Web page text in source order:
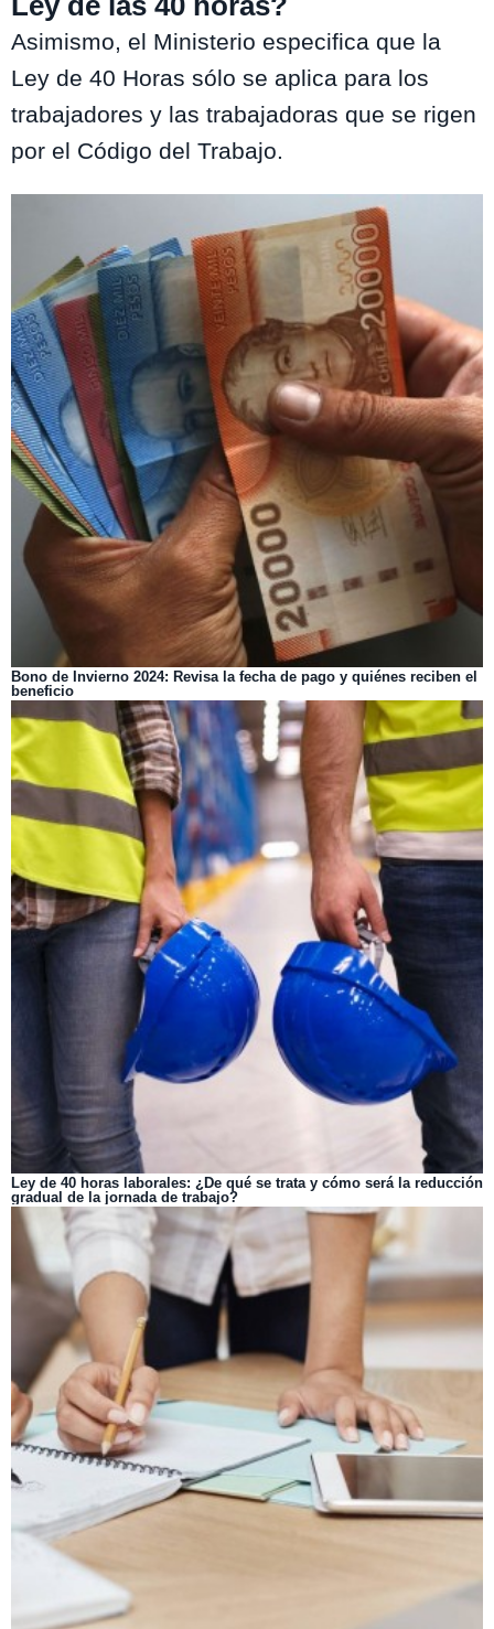
Asimismo, el Ministerio especifica que la
Ley de 40 Horas sólo se aplica para los
trabajadores y las trabajadoras que se rigen
por el Código del Trabajo.
Bono de Invierno 2024: Revisa la fecha de pago y quiénes reciben el
beneficio
Ley de 40 horas laborales: ¿De qué se trata y cómo será la reducción
gradual de la jornada de trabajo?